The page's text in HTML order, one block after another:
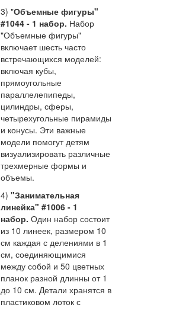
3) "Объемные фигуры"
#1044 - 1 набор. Набор
"Объемные фигуры"
включает шесть часто
встречающихся моделей:
включая кубы,
прямоугольные
параллелепипеды,
цилиндры, сферы,
четырехугольные пирамиды
и конусы. Эти важные
модели помогут детям
визуализировать различные
трехмерные формы и
объемы.
4) "Занимательная
линейка" #1006 - 1
набор. Один набор состоит
из 10 линеек, размером 10
см каждая с делениями в 1
см, соединяющимися
между собой и 50 цветных
планок разной длинны от 1
до 10 см. Детали хранятся в
пластиковом лоток с